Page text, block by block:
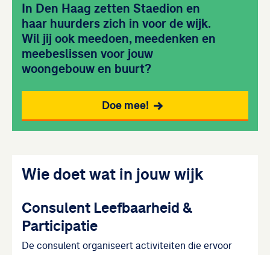
In Den Haag zetten Staedion en
haar huurders zich in voor de wijk.
Wil jij ook meedoen, meedenken en
meebeslissen voor jouw
woongebouw en buurt?
Doe mee!
Wie doet wat in jouw wijk
Consulent Leefbaarheid &
Participatie
De consulent organiseert activiteiten die ervoor